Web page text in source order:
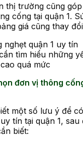
thị trường cũng
cống tại quận 1.
giá cũng thay
tìm hiểu những
quá mức
đơn vị thông
một số lưu ý để
tín tại quận 1, sau
biết: